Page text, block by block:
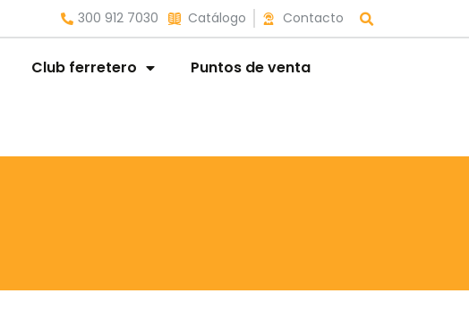
300 912 7030 Catálogo Contacto
Club ferretero
Puntos de venta